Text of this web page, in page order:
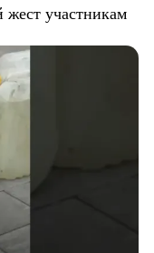
жест участникам